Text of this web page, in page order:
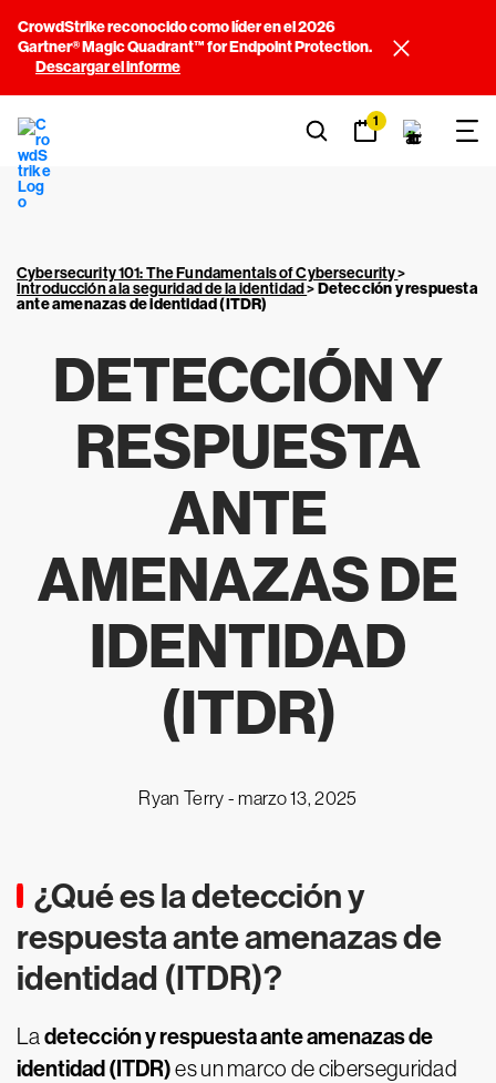
CrowdStrike reconocido como líder en el 2026
Gartner® Magic Quadrant™ for Endpoint Protection.
Descargar el informe
1
Cybersecurity 101: The Fundamentals of Cybersecurity>
Introducción a la seguridad de la identidad>Detección y respuesta
ante amenazas de identidad (ITDR)
DETECCIÓN Y
RESPUESTA
ANTE
AMENAZAS DE
IDENTIDAD
(ITDR)
Ryan Terry -marzo 13, 2025
¿Qué es la detección y
respuesta ante amenazas de
identidad (ITDR)?
La detección y respuesta ante amenazas de
identidad (ITDR)es un marco de ciberseguridad